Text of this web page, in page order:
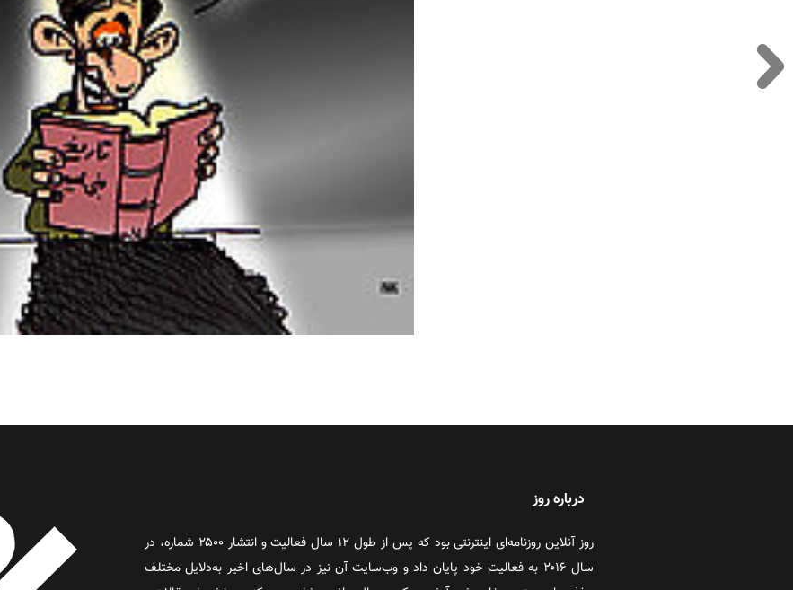
درباره روز
روز آنلاین روزنامه‌ای اینترنتی بود که پس از طول ۱۲ سال فعالیت و انتشار ۲۵۰۰ شماره، در
سال ۲۰۱۶ به فعالیت خود پایان داد و وب‌سایت آن نیز در سال‌های اخیر به‌دلایل مختلف